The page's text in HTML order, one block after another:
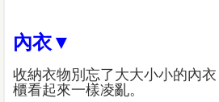
內衣▼
收納衣物別忘了大大小小的內
櫃看起來一樣凌亂。